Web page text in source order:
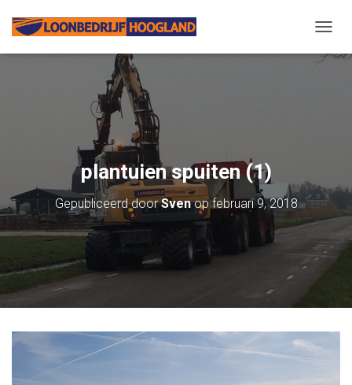
A
I
S
S
L
plantuien spuiten (1)
Gepubliceerd doorSvenopfebruari 9, 2018